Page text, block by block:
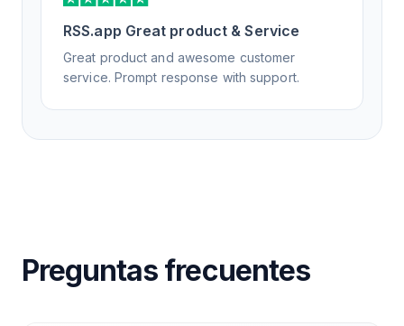
RSS.app Great product & Service
Great product and awesome customer
service. Prompt response with support.
Preguntas frecuentes